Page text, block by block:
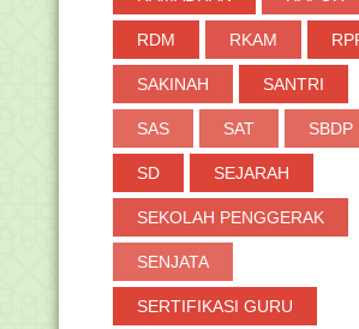
RDM RKAM
SAKINAH SANTRI
SAS SAT SBDP
SD SEJARAH
SEKOLAH PENGGERAK
SENJATA
SERTIFIKASI GURU